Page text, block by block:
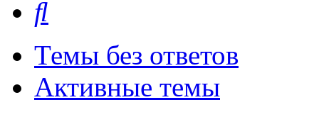
Темы без ответов
Активные темы